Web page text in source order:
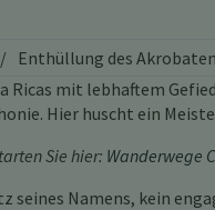
/ Enthüllung des
Ricas mit lebhaftem
Hier huscht ein
Sie hier: Wanderwege
seines Namens, kein